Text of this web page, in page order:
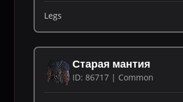
Legs
Старая мантия
ID: 86717 | Common